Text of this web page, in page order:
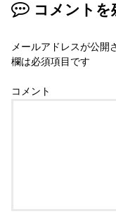
コメントを
メールアドレスが公開
欄は必須項目です
コメント